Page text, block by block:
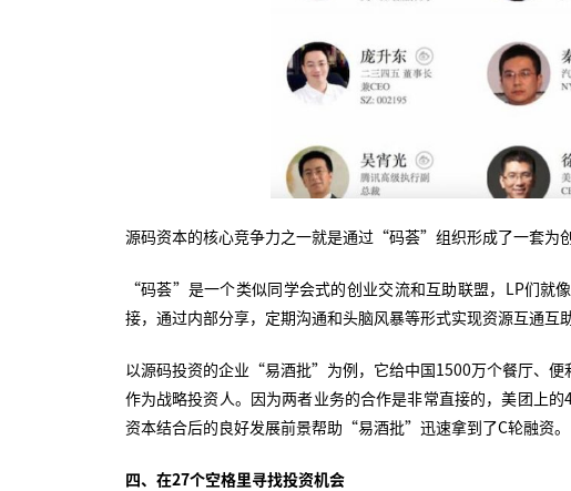
源码资本的核心竞争力之一就是通过“码荟”组织形成了一套为
“码荟”是一个类似同学会式的创业交流和互助联盟，LP们
接，通过内部分享，定期沟通和头脑风暴等形式实现资源互通互助
以源码投资的企业“易酒批”为例，它给中国1500万个餐厅、
作为战略投资人。因为两者业务的合作是非常直接的，美团上
资本结合后的良好发展前景帮助“易酒批”迅速拿到了C轮融资。
四、在27个空格里寻找投资机会